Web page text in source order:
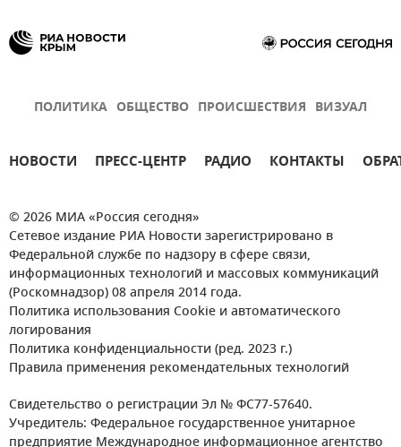
ПОЛИТИКА ОБЩЕСТВО ПРОИСШЕСТВИЯ ВИЗУАЛ
НОВОСТИ ПРЕСС-ЦЕНТР РАДИО КОНТАКТЫ
© 2026 МИА «Россия сегодня»
Сетевое издание РИА Новости зарегистрировано в
Федеральной службе по надзору в сфере связи,
информационных технологий и массовых коммуникаций
(Роскомнадзор) 08 апреля 2014 года.
Политика использования Cookie и автоматического
логирования
Политика конфиденциальности (ред. 2023 г.)
Правила применения рекомендательных технологий
Свидетельство о регистрации Эл № ФС77-57640.
Учредитель: Федеральное государственное унитарное
предприятие Международное информационное агентство